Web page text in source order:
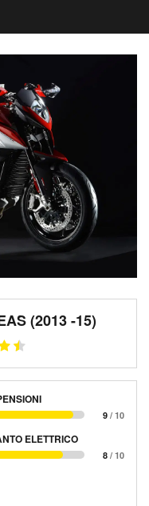
(2013 -15)
9 / 10
ELETTRICO
8 / 10